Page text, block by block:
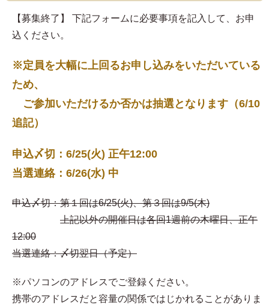
【募集終了】 下記フォームに必要事項を記入して、お申
込ください。
※定員を大幅に上回るお申し込みをいただいている
ため、
ご参加いただけるか否かは抽選となります（6/10
追記）
申込〆切：6/25(火) 正午12:00
当選連絡：6/26(水) 中
申込〆切：第１回は6/25(火)、第３回は9/5(木)
上記以外の開催日は各回1週前の木曜日、正午
12:00
当選連絡：〆切翌日（予定）
※パソコンのアドレスでご登録ください。
携帯のアドレスだと容量の関係ではじかれることがありま